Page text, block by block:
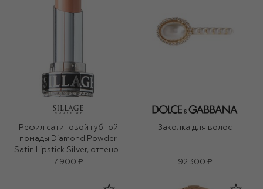
Рефил сатиновой губной
помады Diamond Powder
Satin Lipstick Silver, оттенок
Tender Tone (3g)
7 900 ₽
Заколка для волос
92 300 ₽